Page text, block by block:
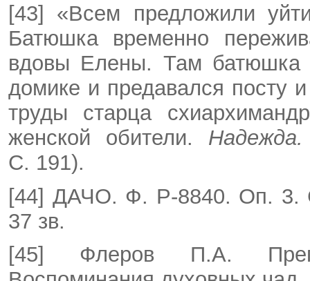
[43] «Всем предложили
Батюшка временно
вдовы Елены. Там батюшка
домике и предавался посту
труды старца
женской обители.
С. 191).
[44] ДАЧО. Ф. Р-8840. Оп. 3.
37 зв.
[45] Флеров П.А.